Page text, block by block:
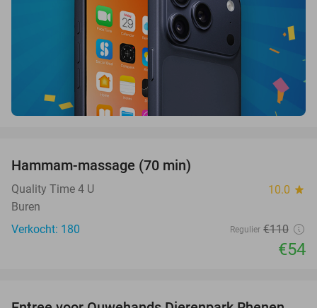
OUT
Hammam-massage (70 min)
Quality Time 4 U 10.0 star
Buren
Verkocht: 180
Regulier €110
€54